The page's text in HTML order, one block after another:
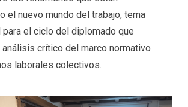
el nuevo mundo del trabajo, tema
el ciclo del diplomado que
crítico del marco normativo
laborales colectivos.